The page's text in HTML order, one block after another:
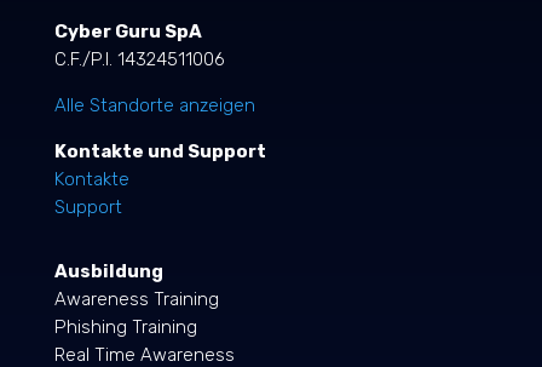
Cyber Guru SpA
C.F./P.I. 14324511006
Alle Standorte anzeigen
Kontakte und Support
Kontakte
Support
Ausbildung
Awareness Training
Phishing Training
Real Time Awareness